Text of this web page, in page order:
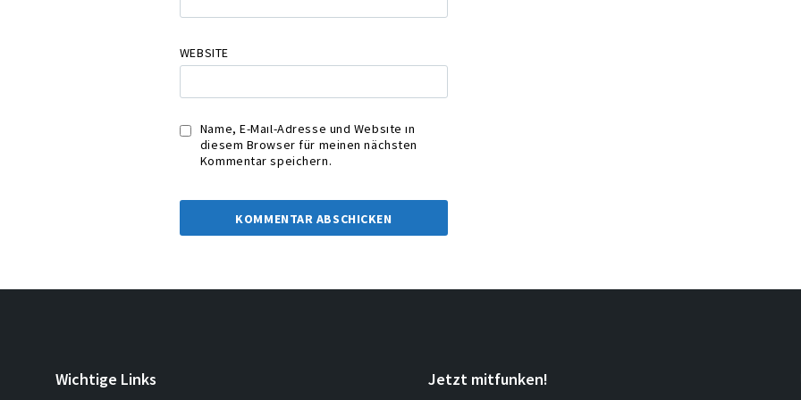
WEBSITE
Name, E-Mail-Adresse und Website in
diesem Browser für meinen nächsten
Kommentar speichern.
Wichtige Links Jetzt mitfunken!